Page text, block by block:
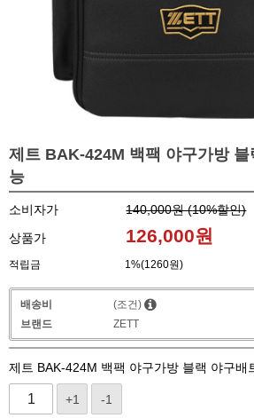
제트 BAK-424M 백팩 야구가방
능
소비자가 140,000원 (10%할인)
상품가
126,000원
적립금 1%(1260원)
배송비
(조건)
브랜드
ZETT
제트 BAK-424M 백팩 야구가방 블랙 야구배
+1 -1